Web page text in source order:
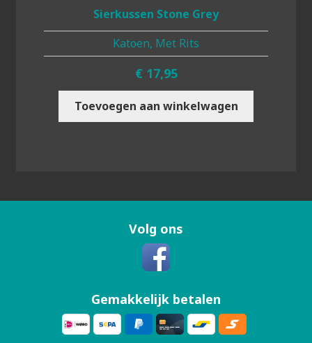
Sierkussen Stone Grey
Katoen, Met Rits
€ 17,95
Toevoegen aan winkelwagen
Volg ons
Gemakkelijk betalen